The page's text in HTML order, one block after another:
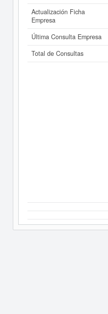
Actualización Ficha
Empresa
Última Consulta Empresa
Total de Consultas